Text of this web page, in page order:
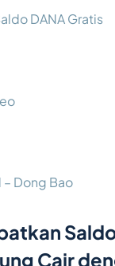
DANA Gratis
Dong Bao
Cair